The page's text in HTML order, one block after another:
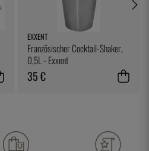
EXXENT
Französischer Cocktail-Shaker,
0,5L - Exxent
35 €